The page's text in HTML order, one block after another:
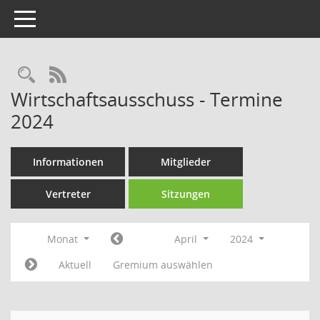
Toggle navigation
Rechercheauswahl
RSS-Feed
Wirtschaftsausschuss - Termine
2024
Informationen Mitglieder
Vertreter Sitzungen
Monat April
2024
Aktuell
Gremium auswählen